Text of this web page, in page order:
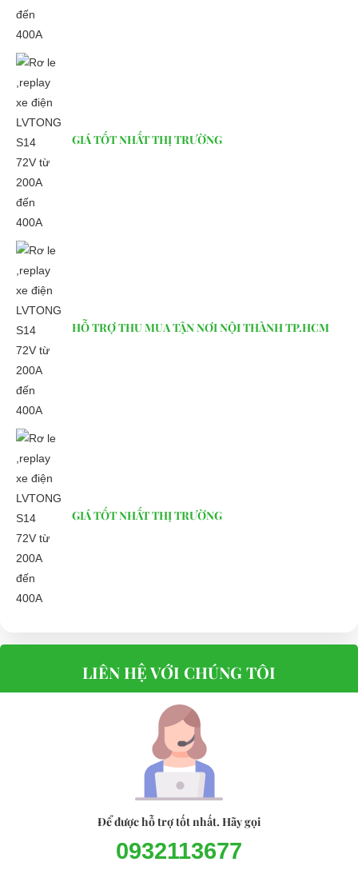
GIÁ TỐT NHẤT THỊ TRƯỜNG
HỖ TRỢ THU MUA TẬN NƠI NỘI THÀNH TP.HCM
GIÁ TỐT NHẤT THỊ TRƯỜNG
LIÊN HỆ VỚI CHÚNG TÔI
Để được hỗ trợ tốt nhất. Hãy gọi
0932113677